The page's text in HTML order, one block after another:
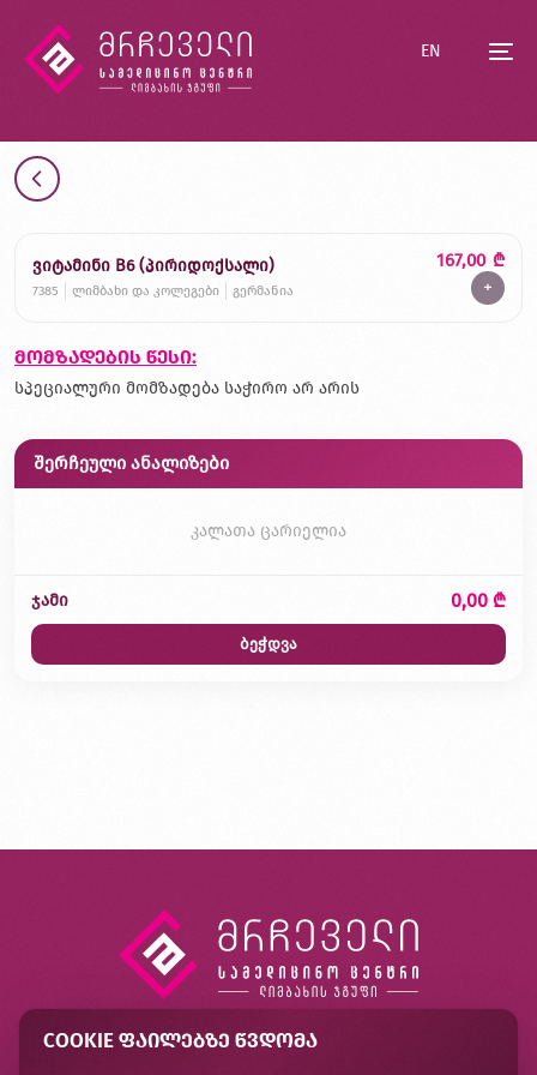
EN
ვიტამინი B6 (პირიდოქსალი)
7385 ლიმბახი და კოლეგები გერმანია
167,00 ₾
+
მომზადების წესი:
სპეციალური მომზადება საჭირო არ არის
შერჩეული ანალიზები
კალათა ცარიელია
ჯამი 0,00 ₾
ბეჭდვა
COOKIE ᲤᲐᲘᲚᲔᲑᲖᲔ ᲬᲕᲓᲝᲛᲐ